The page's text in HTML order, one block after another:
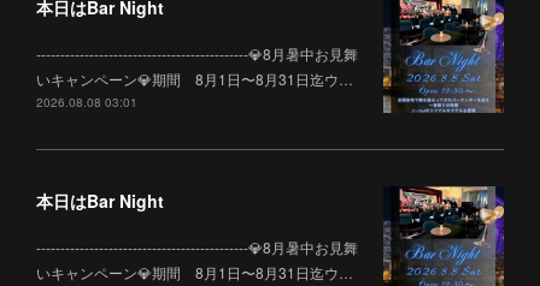
本日はBar Night
--------------------------------------------💎8月暑中お見舞
いキャンペーン💎期間 8月1日〜8月31日迄ウ…
2026.08.08 03:01
本日はBar Night
--------------------------------------------💎8月暑中お見舞
いキャンペーン💎期間 8月1日〜8月31日迄ウ…